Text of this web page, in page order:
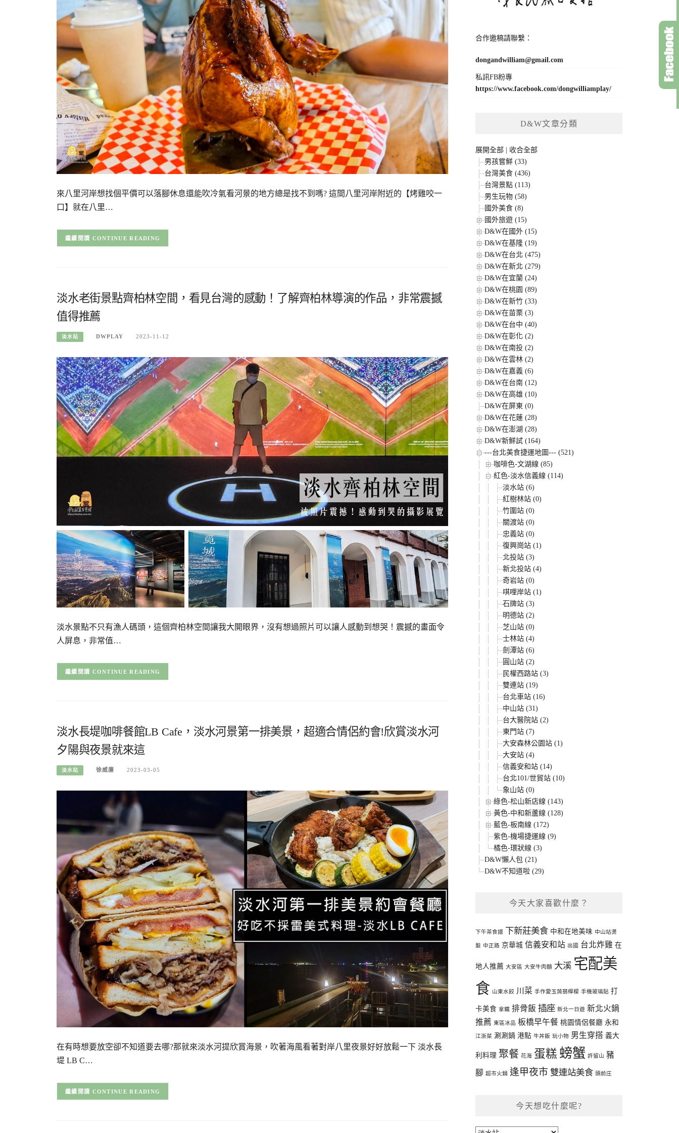
來八里河岸想找個平價可以落腳休息還能吹冷氣看河景的地方總是找不到嗎? 這間八里河岸附近的【烤雞咬一
口】就在八里…
CONTINUE READING
淡水老街景點齊柏林空間，看見台灣的感動！了解齊柏林導演的作品，非常震撼
值得推薦
淡水站 DWPLAY 2023-11-12
淡水景點不只有漁人碼頭，這個齊柏林空間讓我大開眼界，沒有想過照片可以讓人感動到想哭！震撼的畫面令
人屏息，非常值…
CONTINUE READING
淡水長堤咖啡餐館LB Cafe，淡水河景第一排美景，超適合情侶約會!欣賞淡水河
夕陽與夜景就來這
淡水站 徐威廉 2023-03-05
在有時想要放空卻不知道要去哪?那就來淡水河提欣賞海景，吹著海風看著對岸八里夜景好好放鬆一下 淡水長
堤 LB C…
CONTINUE READING
合作邀稿請聯繫：
dongandwilliam@gmail.com
私訊FB粉專
https://www.facebook.com/dongwilliamplay/
D&W文章分類
展開全部
收合全部
男孩嘗鮮 (33)
台灣美食 (436)
台灣景點 (113)
男生玩物 (58)
國外美食 (8)
國外旅遊 (15)
D&W在國外 (15)
D&W在基隆 (19)
D&W在台北 (475)
D&W在新北 (279)
D&W在宜蘭 (24)
D&W在桃園 (89)
D&W在新竹 (33)
D&W在苗栗 (3)
D&W在台中 (40)
D&W在彰化 (2)
D&W在南投 (2)
D&W在雲林 (2)
D&W在嘉義 (6)
D&W在台南 (12)
D&W在高雄 (10)
D&W在屏東 (0)
D&W在花蓮 (28)
D&W在澎湖 (28)
D&W新鮮試 (164)
---台北美食捷運地圖--- (521)
咖啡色-文湖線 (85)
紅色-淡水信義線 (114)
淡水站 (6)
紅樹林站 (0)
竹圍站 (0)
關渡站 (0)
忠義站 (0)
復興崗站 (1)
北投站 (3)
新北投站 (4)
奇岩站 (0)
唭哩岸站 (1)
石牌站 (3)
明德站 (2)
芝山站 (0)
士林站 (4)
劍潭站 (6)
圓山站 (2)
民權西路站 (3)
雙連站 (19)
台北車站 (16)
中山站 (31)
台大醫院站 (2)
東門站 (7)
大安森林公園站 (1)
大安站 (4)
信義安和站 (14)
台北101/世貿站 (10)
象山站 (0)
綠色-松山新店線 (143)
黃色-中和新蘆線 (128)
藍色-板南線 (172)
紫色-機場捷運線 (9)
橘色-環狀線 (3)
D&W懶人包 (21)
D&W不知道啦 (29)
今天大家喜歡什麼？
下午茶食譜 下新莊美食 中和在地美味 中山站燙
髮 中正路 京華城 信義安和站 出國 台北炸雞 在
地人推薦 大安區 大安牛肉麵 大溪 宅配美
食 山東水餃 川菜 手作愛玉蒟蒻檸檬 手機玻璃貼 打
卡美食 拿鐵 排骨飯 插座 新北一日遊 新北火鍋
推薦 東區冰品 板橋早午餐 桃園情侶餐廳 永和
江浙菜 涮涮鍋 港點 牛丼飯 玩小物 男生穿搭 義大
利料理 聚餐 花海 蛋糕 螃蟹 許留山 豬
腳 超市火鍋 逢甲夜市 雙連站美食 頭前庄
今天想吃什麼呢?